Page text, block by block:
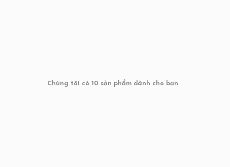
Chúng tôi có 10 sản phẩm dành cho bạn